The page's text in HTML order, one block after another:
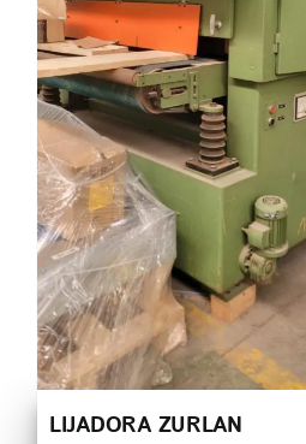
LIJADORA ZURLAN